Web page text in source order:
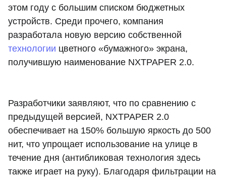
этом году c большим списком бюджетных
устройств. Среди прочего, компания
разработала новую версию собственной
технологии цветного «бумажного» экрана,
получившую наименование NXTPAPER 2.0.
Разработчики заявляют, что по сравнению с
предыдущей версией, NXTPAPER 2.0
обеспечивает на 150% большую яркость до 500
нит, что упрощает использование на улице в
течение дня (антибликовая технология здесь
также играет на руку). Благодаря фильтрации на